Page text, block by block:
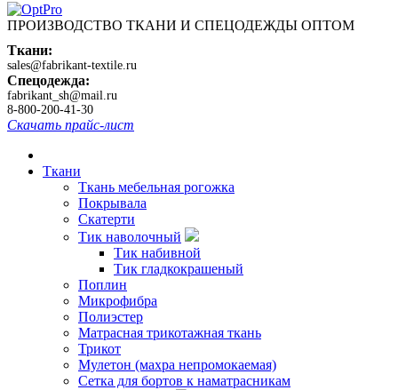
ПРОИЗВОДСТВО ТКАНИ И СПЕЦОДЕЖДЫ ОПТОМ
Ткани:
sales@fabrikant-textile.ru
Спецодежда:
fabrikant_sh@mail.ru
8-800-200-41-30
Скачать прайс-лист
Ткани
Ткань мебельная рогожка
Покрывала
Скатерти
Тик наволочный
Тик набивной
Тик гладкокрашеный
Поплин
Микрофибра
Полиэстер
Матрасная трикотажная ткань
Трикот
Мулетон (махра непромокаемая)
Сетка для бортов к наматрасникам